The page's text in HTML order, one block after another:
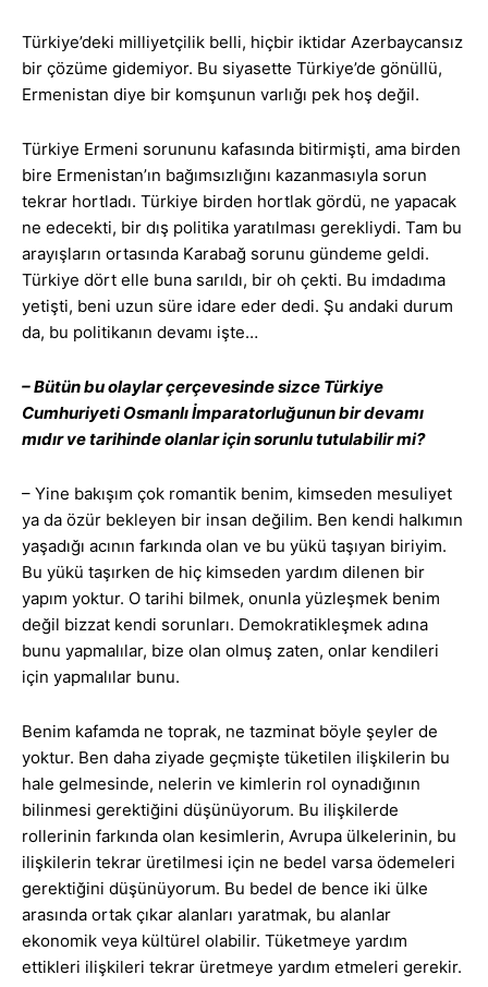
Türkiye’deki milliyetçilik belli, hiçbir iktidar Azerbaycansız
bir çözüme gidemiyor. Bu siyasette Türkiye’de gönüllü,
Ermenistan diye bir komşunun varlığı pek hoş değil.
Türkiye Ermeni sorununu kafasında bitirmişti, ama birden
bire Ermenistan’ın bağımsızlığını kazanmasıyla sorun
tekrar hortladı. Türkiye birden hortlak gördü, ne yapacak
ne edecekti, bir dış politika yaratılması gerekliydi. Tam bu
arayışların ortasında Karabağ sorunu gündeme geldi.
Türkiye dört elle buna sarıldı, bir oh çekti. Bu imdadıma
yetişti, beni uzun süre idare eder dedi. Şu andaki durum
da, bu politikanın devamı işte…
– Bütün bu olaylar çerçevesinde sizce Türkiye
Cumhuriyeti Osmanlı İmparatorluğunun bir devamı
mıdır ve tarihinde olanlar için sorunlu tutulabilir mi?
– Yine bakışım çok romantik benim, kimseden mesuliyet
ya da özür bekleyen bir insan değilim. Ben kendi halkımın
yaşadığı acının farkında olan ve bu yükü taşıyan biriyim.
Bu yükü taşırken de hiç kimseden yardım dilenen bir
yapım yoktur. O tarihi bilmek, onunla yüzleşmek benim
değil bizzat kendi sorunları. Demokratikleşmek adına
bunu yapmalılar, bize olan olmuş zaten, onlar kendileri
için yapmalılar bunu.
Benim kafamda ne toprak, ne tazminat böyle şeyler de
yoktur. Ben daha ziyade geçmişte tüketilen ilişkilerin bu
hale gelmesinde, nelerin ve kimlerin rol oynadığının
bilinmesi gerektiğini düşünüyorum. Bu ilişkilerde
rollerinin farkında olan kesimlerin, Avrupa ülkelerinin, bu
ilişkilerin tekrar üretilmesi için ne bedel varsa ödemeleri
gerektiğini düşünüyorum. Bu bedel de bence iki ülke
arasında ortak çıkar alanları yaratmak, bu alanlar
ekonomik veya kültürel olabilir. Tüketmeye yardım
ettikleri ilişkileri tekrar üretmeye yardım etmeleri gerekir.